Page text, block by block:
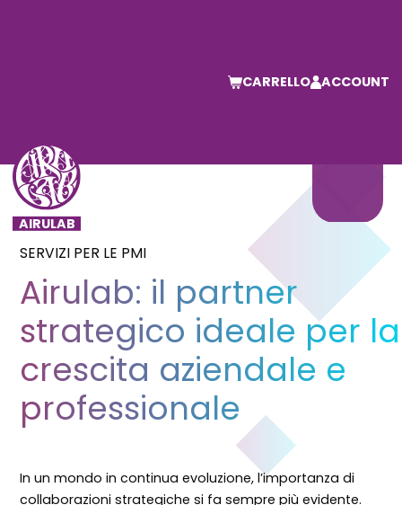
CARRELLO ACCOUNT
SERVIZI PER LE PMI
Airulab: il partner
strategico ideale per la
crescita aziendale e
professionale
In un mondo in continua evoluzione, l’importanza di
collaborazioni strategiche si fa sempre più evidente.